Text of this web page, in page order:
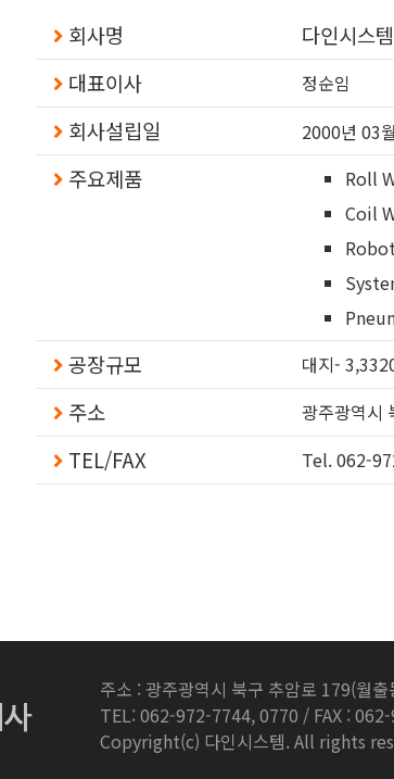
회사명
다인시스
대표이사
정순임
회사설립일 2000년 03
주요제품
Roll
Coil
공장규모 대지-
주소 광주광역시
TEL/FAX Tel. 062-
주소 : 광주광역시 북구 추암로 179(월
TEL: 062-972-7744, 0770 / FAX :
Copyright(c) 다인시스템. All rights